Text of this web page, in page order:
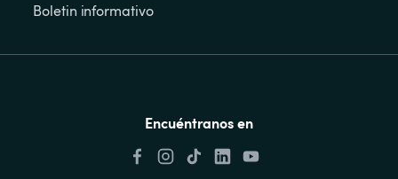
Boletin informativo
Encuéntranos en